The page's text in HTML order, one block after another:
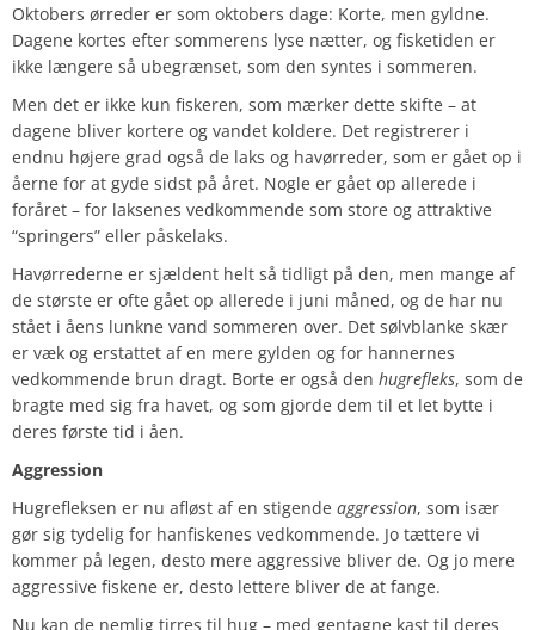
Oktobers ørreder er som oktobers dage: Korte, men gyldne.
Dagene kortes efter sommerens lyse nætter, og fisketiden er
ikke længere så ubegrænset, som den syntes i sommeren.
Men det er ikke kun fiskeren, som mærker dette skifte – at
dagene bliver kortere og vandet koldere. Det registrerer i
endnu højere grad også de laks og havørreder, som er gået op i
åerne for at gyde sidst på året. Nogle er gået op allerede i
foråret – for laksenes vedkommende som store og attraktive
“springers” eller påskelaks.
Havørrederne er sjældent helt så tidligt på den, men mange af
de største er ofte gået op allerede i juni måned, og de har nu
stået i åens lunkne vand sommeren over. Det sølvblanke skær
er væk og erstattet af en mere gylden og for hannernes
vedkommende brun dragt. Borte er også den hugrefleks, som de
bragte med sig fra havet, og som gjorde dem til et let bytte i
deres første tid i åen.
Aggression
Hugrefleksen er nu afløst af en stigende aggression, som især
gør sig tydelig for hanfiskenes vedkommende. Jo tættere vi
kommer på legen, desto mere aggressive bliver de. Og jo mere
aggressive fiskene er, desto lettere bliver de at fange.
Nu kan de nemlig tirres til hug – med gentagne kast til deres